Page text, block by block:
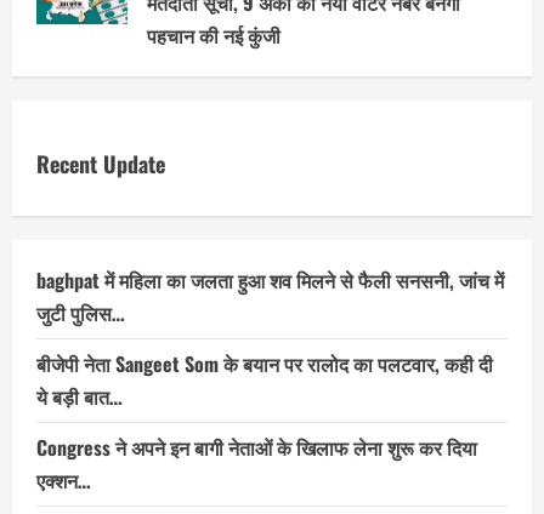
पहचान की नई कुंजी
Recent Update
baghpat में महिला का जलता हुआ शव मिलने से फैली सनसनी, जांच में
जुटी पुलिस…
बीजेपी नेता Sangeet Som के बयान पर रालोद का पलटवार, कही दी
ये बड़ी बात…
Congress ने अपने इन बागी नेताओं के खिलाफ लेना शुरू कर दिया
एक्शन…